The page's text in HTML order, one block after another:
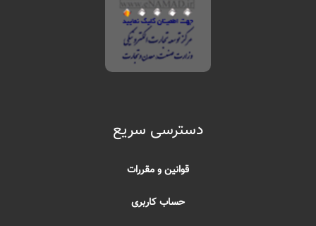
دسترسی سریع
قوانین و مقررات
حساب کاربری